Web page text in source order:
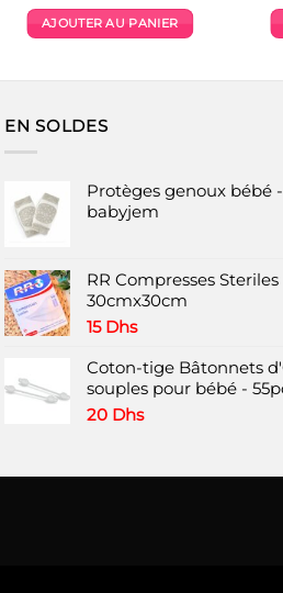
initial
était :
actuel
est :
AJOUTER AU PANIER
EN SOLDES
Protèges genoux bébé -
babyjem
RR Compresses Steriles
30cmx30cm
15 Dhs
Coton-tige Bâtonnets
souples pour bébé -
20 Dhs